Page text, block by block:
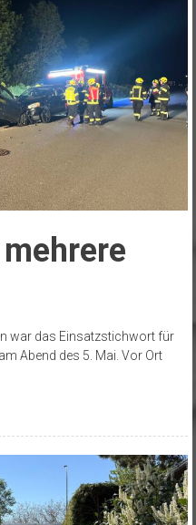
war das Einsatzstichwort für
Abend des 5. Mai. Vor Ort